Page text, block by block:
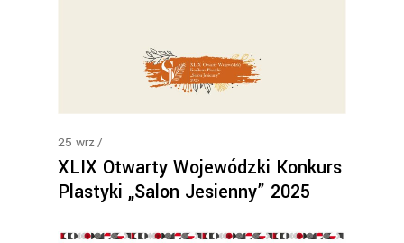
25 wrz
XLIX Otwarty Wojewódzki Konkurs
Plastyki „Salon Jesienny” 2025